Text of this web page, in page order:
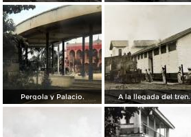
Pergola y Palacio. A la llegada del tren.